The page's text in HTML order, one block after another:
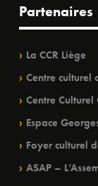
Partenaires
La CCR Liège
Centre culturel
Centre
Espace
Foyer culturel
ASAP –